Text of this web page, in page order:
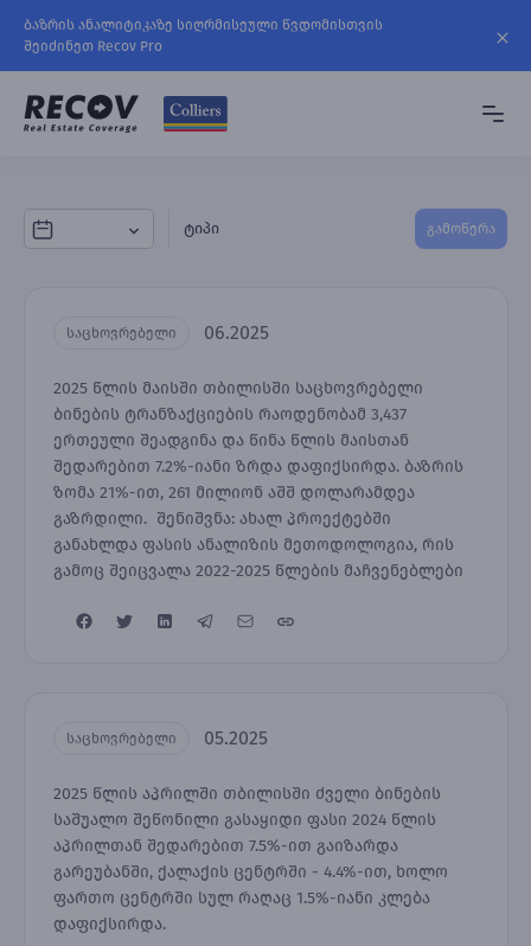
ბაზრის ანალიტიკაზე სიღრმისეული წვდომისთვის
შეიძინეთ Recov Pro
ტიპი გამოწერა
საცხოვრებელი 06.2025
2025 წლის მაისში თბილისში საცხოვრებელი
ბინების ტრანზაქციების რაოდენობამ 3,437
ერთეული შეადგინა და წინა წლის მაისთან
შედარებით 7.2%-იანი ზრდა დაფიქსირდა. ბაზრის
ზომა 21%-ით, 261 მილიონ აშშ დოლარამდეა
გაზრდილი. შენიშვნა: ახალ პროექტებში
განახლდა ფასის ანალიზის მეთოდოლოგია, რის
გამოც შეიცვალა 2022-2025 წლების მაჩვენებლები
საცხოვრებელი 05.2025
2025 წლის აპრილში თბილისში ძველი ბინების
საშუალო შეწონილი გასაყიდი ფასი 2024 წლის
აპრილთან შედარებით 7.5%-ით გაიზარდა
გარეუბანში, ქალაქის ცენტრში - 4.4%-ით, ხოლო
ფართო ცენტრში სულ რაღაც 1.5%-იანი კლება
დაფიქსირდა.